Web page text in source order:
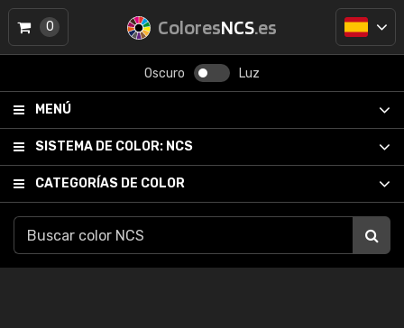
ColoresNCS.es
Oscuro Luz
MENÚ
SISTEMA DE COLOR: NCS
CATEGORÍAS DE COLOR
0